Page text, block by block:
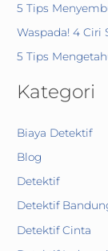
5 Tips
Waspada! 4 Ciri
5 Tips
Kategori
Biaya Detektif
Blog
Detektif
Detektif
Detektif Cinta